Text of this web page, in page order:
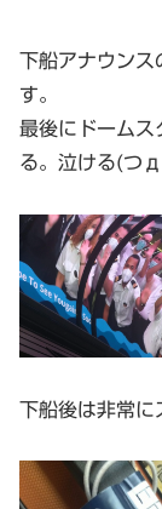
下船アナウンス
す。
最後にドーム
る。泣ける(つ
下船後は非常に